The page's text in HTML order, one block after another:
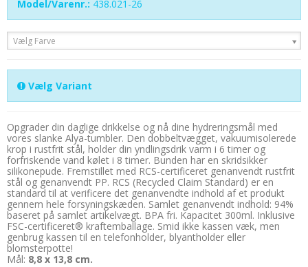
Model/Varenr.: 438.021-26
Vælg Farve
Vælg Variant
Opgrader din daglige drikkelse og nå dine hydreringsmål med
vores slanke Alya-tumbler. Den dobbeltvægget, vakuumisolerede
krop i rustfrit stål, holder din yndlingsdrik varm i 6 timer og
forfriskende vand kølet i 8 timer. Bunden har en skridsikker
silikonepude. Fremstillet med RCS-certificeret genanvendt rustfrit
stål og genanvendt PP. RCS (Recycled Claim Standard) er en
standard til at verificere det genanvendte indhold af et produkt
gennem hele forsyningskæden. Samlet genanvendt indhold: 94%
baseret på samlet artikelvægt. BPA fri. Kapacitet 300ml. Inklusive
FSC-certificeret® kraftemballage. Smid ikke kassen væk, men
genbrug kassen til en telefonholder, blyantholder eller
blomsterpotte!
Mål: 8,8 x 13,8 cm.